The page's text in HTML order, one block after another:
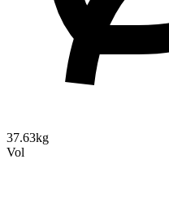
37.63kg
Vol